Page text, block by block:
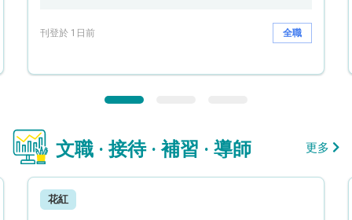
刊登於 1日前 全職
文職 · 接待 · 補習 · 導師 更多
花紅